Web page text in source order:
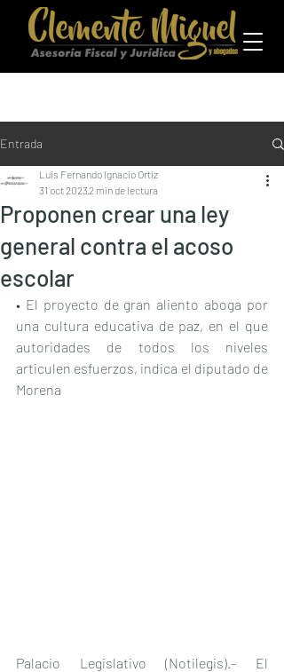
Entrada
Proponen crear una ley
general contra el acoso
escolar
Luis Fernando Ignacio Ortiz
31 oct 20232 min de lectura
• El proyecto de gran aliento aboga por
una cultura educativa de paz, en el que
autoridades de todos los niveles
articulen esfuerzos, indica el diputado de
Morena
Palacio Legislativo (Notilegis).- El